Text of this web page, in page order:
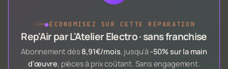
●ÉCONOMISEZ SUR CETTE RÉPARATION
Rep'Air par L'Atelier Electro · sans franchise
Abonnement dès 8,91€/mois, jusqu'à -50% sur la main
d'œuvre, pièces à prix coûtant. Sans engagement.